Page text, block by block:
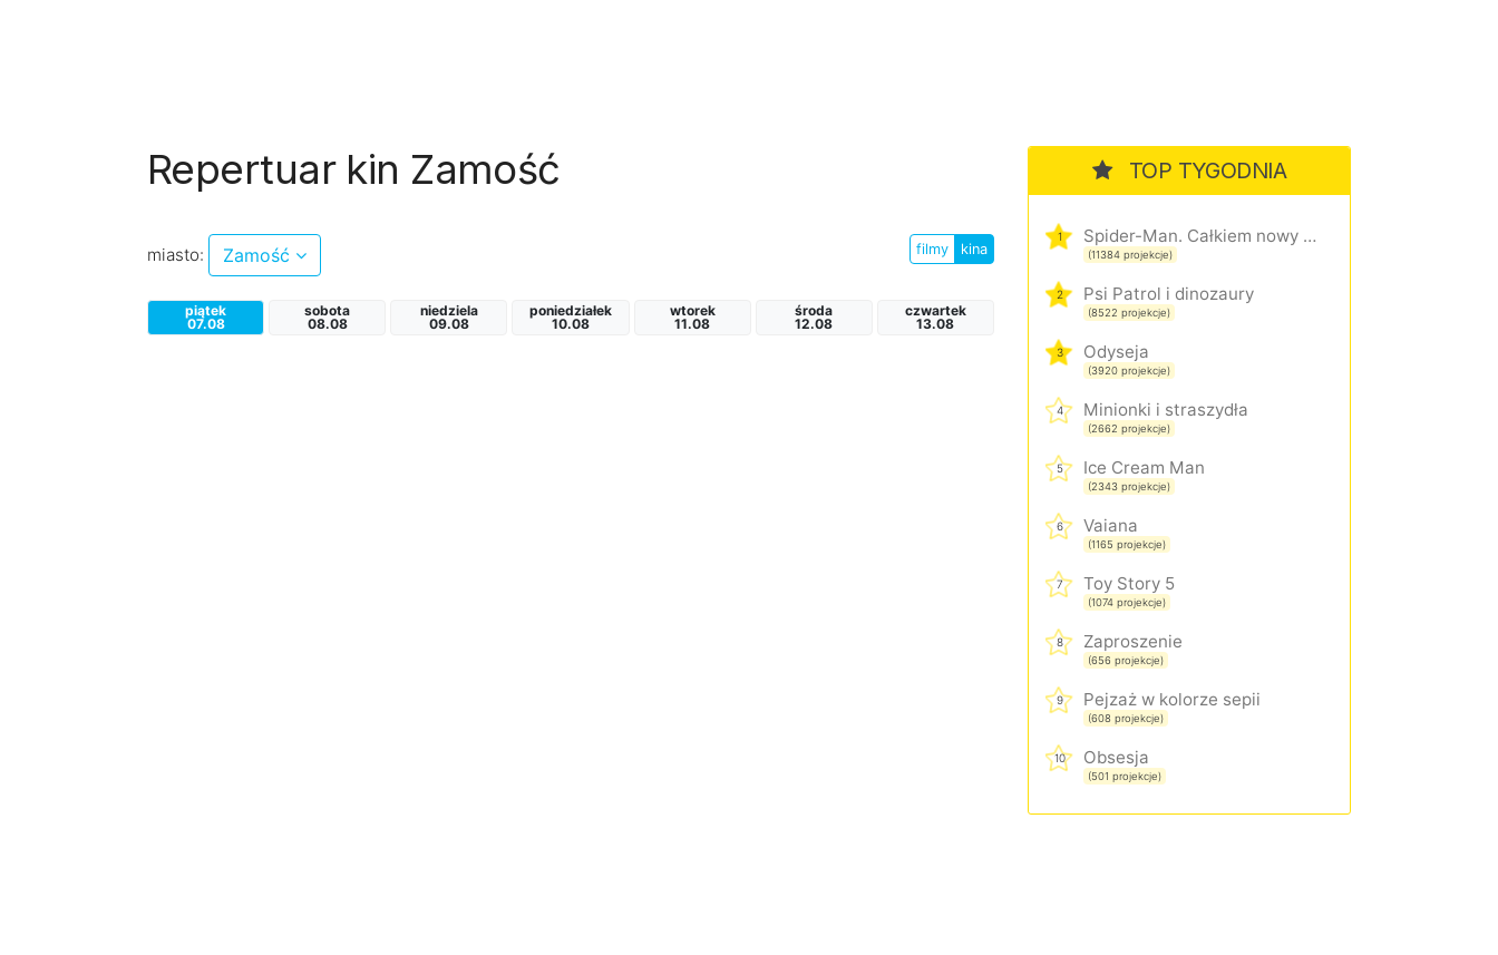
Repertuar kin Zamość
miasto: Zamość filmy kina
piątek
07.08
sobota
08.08
niedziela
09.08
poniedziałek
10.08
wtorek
11.08
środa
12.08
czwartek
13.08
TOP TYGODNIA
1 Spider-Man. Całkiem nowy dzień
(11384 projekcje)
2 Psi Patrol i dinozaury
(8522 projekcje)
3 Odyseja
(3920 projekcje)
4 Minionki i straszydła
(2662 projekcje)
5 Ice Cream Man
(2343 projekcje)
6 Vaiana
(1165 projekcje)
7 Toy Story 5
(1074 projekcje)
8 Zaproszenie
(656 projekcje)
9 Pejzaż w kolorze sepii
(608 projekcje)
10 Obsesja
(501 projekcje)